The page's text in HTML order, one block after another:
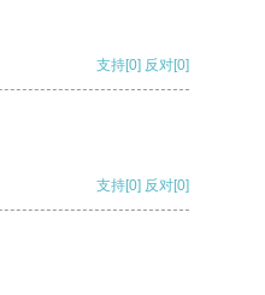
支持[0] 反对[0]
支持[0] 反对[0]